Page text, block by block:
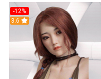
-12%
3.6